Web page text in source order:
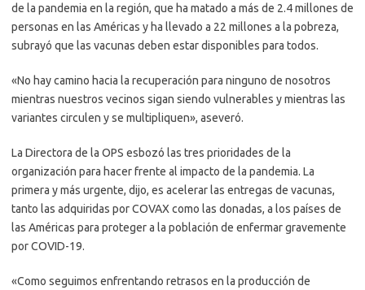
de la pandemia en la región, que ha matado a más de 2.4 millones de
personas en las Américas y ha llevado a 22 millones a la pobreza,
subrayó que las vacunas deben estar disponibles para todos.
«No hay camino hacia la recuperación para ninguno de nosotros
mientras nuestros vecinos sigan siendo vulnerables y mientras las
variantes circulen y se multipliquen», aseveró.
La Directora de la OPS esbozó las tres prioridades de la
organización para hacer frente al impacto de la pandemia. La
primera y más urgente, dijo, es acelerar las entregas de vacunas,
tanto las adquiridas por COVAX como las donadas, a los países de
las Américas para proteger a la población de enfermar gravemente
por COVID-19.
«Como seguimos enfrentando retrasos en la producción de